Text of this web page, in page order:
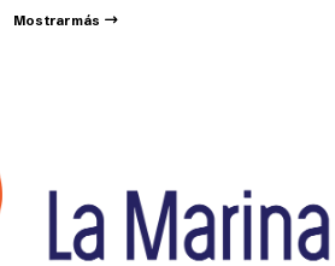
Mostrar más